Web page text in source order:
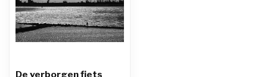
De verborgen fiets